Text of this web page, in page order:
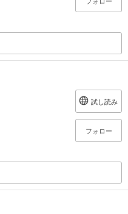
試し読み
フォロー